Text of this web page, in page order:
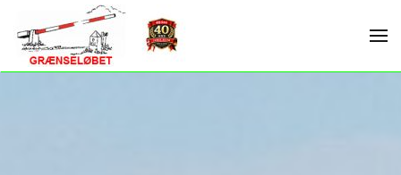
Skip to main content